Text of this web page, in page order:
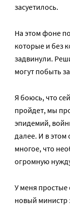
засуетилось.
На этом фоне
которые и без
задвинули.
могут побыть
Я боюсь, что
пройдет, мы
эпидемий,
далее. И в
многое, что
огромную
У меня
новый министр